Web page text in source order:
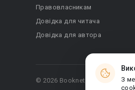
З
Правовласникам
Довідка для читача
Довідка для автора
© 2026 Booknet. Всі права